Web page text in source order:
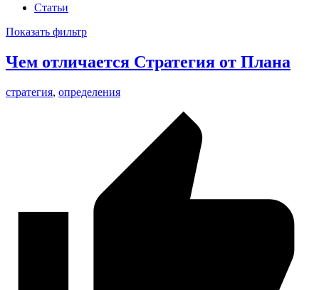
Статьи
Показать фильтр
Чем отличается Стратегия от Плана
стратегия, определения